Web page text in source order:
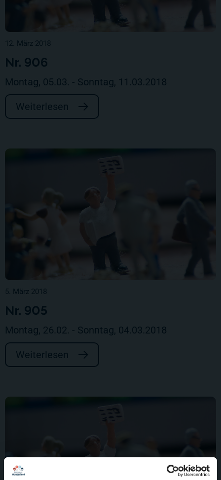
12. März 2018
Nr. 906
Montag, 05.03. - Sonntag, 11.03.2018
Weiterlesen
5. März 2018
Nr. 905
Montag, 26.02. - Sonntag, 04.03.2018
Weiterlesen